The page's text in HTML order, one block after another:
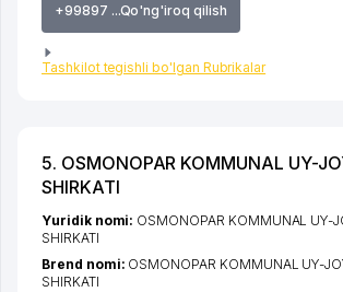
+99897 ...Qo'ng'iroq qilish
Tashkilot tegishli bo'lgan Rubrikalar
5. OSMONOPAR KOMMUNAL UY-
SHIRKATI
Yuridik nomi: OSMONOPAR KOMMUNAL UY-
SHIRKATI
Brend nomi: OSMONOPAR KOMMUNAL UY-
SHIRKATI